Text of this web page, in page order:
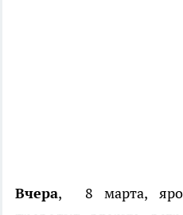
Вчера, 8 марта,